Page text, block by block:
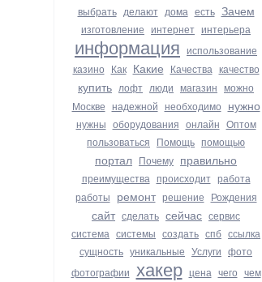
выбрать делают дома есть Зачем
изготовление интернет интерьера
информация использование
казино Как Какие Качества качество
купить лофт люди магазин можно
Москве надежной необходимо нужно
нужны оборудования онлайн Оптом
пользоваться Помощь помощью
портал Почему правильно
преимущества происходит работа
работы ремонт решение Рождения
сайт сделать сейчас сервис
система системы создать спб ссылка
сущность уникальные Услуги фото
фотографии хакер цена чего чем